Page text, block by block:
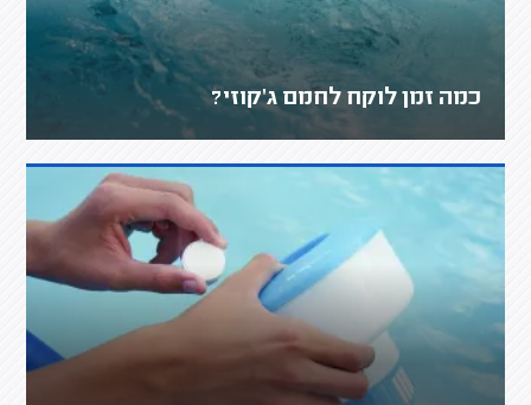
כמה זמן לוקח לחמם ג'קוזי?